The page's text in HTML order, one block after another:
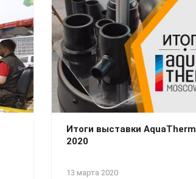
13 марта 2020
Итоги выставки AquaTherm
2020